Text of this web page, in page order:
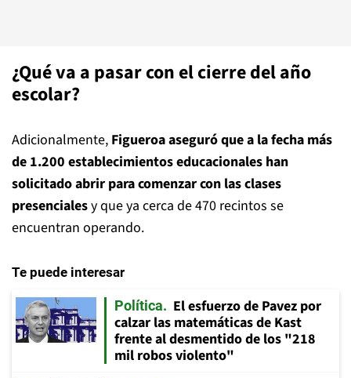
¿Qué va a pasar con el cierre del año
escolar?
Adicionalmente, Figueroa aseguró que a la fecha más
de 1.200 establecimientos educacionales han
solicitado abrir para comenzar con las clases
presencialesy que ya cerca de 470 recintos se
encuentran operando.
Te puede interesar
Política
El esfuerzo de Pavez por
calzar las matemáticas de Kast
frente al desmentido de los "218
mil robos violento"